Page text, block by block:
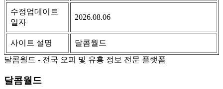
수정업데이트
일자
2026.08.06
사이트 설명
달콤월드
달콤월드 - 전국 오피 및 유흥 정보 전문 플랫폼
달콤월드